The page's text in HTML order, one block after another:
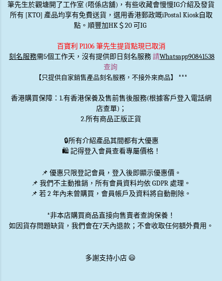
筆先生於觀塘開了工作室 (唔係店舖)，有些收藏會慢慢IG介紹及發貨
所有 [KTO] 產品均享有免費送貨，選用香港郵政嘅iPostal Kiosk自取
點。順豐加HK＄20 可IG
百寶利 P1106 筆先生提貨點現已取消
刻名服務需5個工作天，沒有提供即日刻名服務請Whatsapp90841538
查詢
【只提供自家銷售產品刻名服務，不接外來商品】 ***
香港購買保障：1.有香港保養及售前售後服務(根據客戶登入電話網
店查單)；
2.所有商品正版正貨
🔒所有介紹產品其間都有大優惠
🛍️ 記得登入會員查看專屬價格！
📌 優惠只限登記會員 ，登入後即顯示優惠價。
📌 我們不主動推銷 ，所有會員資料均依 GDPR 處理。
📌 若 2 年內未曾購買，會員帳戶及資料將自動刪除。
*非本店購買商品直接向售賣者查詢保養！
如因貨存問題缺貨，我們會在7天內退款；不會收取任何額外費用。
多謝支持小店 😃